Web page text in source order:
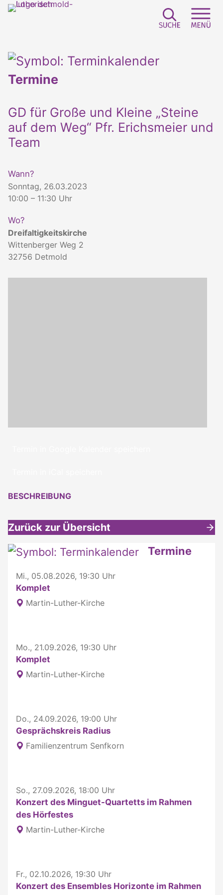
Termine
GD für Große und Kleine „Steine
auf dem Weg“ Pfr. Erichsmeier und
Team
Wann?
Sonntag, 26.03.2023
10:00 – 11:30 Uhr
Wo?
Dreifaltigkeitskirche
Wittenberger Weg 2
32756 Detmold
BESCHREIBUNG
Zurück zur Übersicht
Weitere interessante Inhalte Termine
Mi., 05.08.2026, 19:30 Uhr
Komplet
Martin-Luther-Kirche
Mo., 21.09.2026, 19:30 Uhr
Komplet
Martin-Luther-Kirche
Do., 24.09.2026, 19:00 Uhr
Gesprächskreis Radius
Familienzentrum Senfkorn
So., 27.09.2026, 18:00 Uhr
Konzert des Minguet-Quartetts im Rahmen
des Hörfestes
Martin-Luther-Kirche
Fr., 02.10.2026, 19:30 Uhr
Konzert des Ensembles Horizonte im Rahmen